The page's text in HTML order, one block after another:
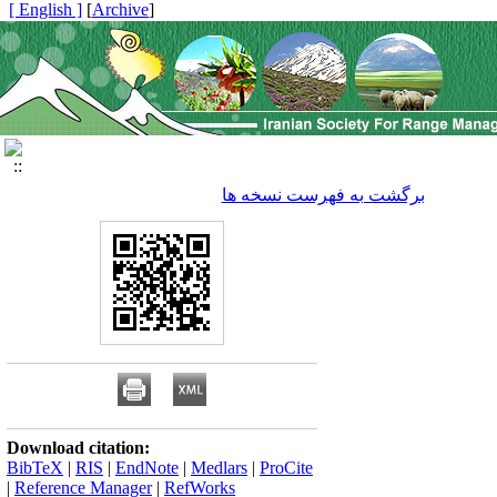
[
Archive
]
[ English ]
برگشت به فهرست نسخه ها
Download citation:
BibTeX | RIS | EndNote | Medlars | ProCite
| Reference Manager| RefWorks